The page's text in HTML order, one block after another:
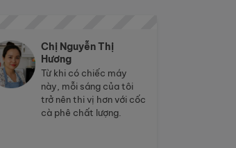
Chị Nguyễn Thị
Hương
Từ khi có chiếc máy
này, mỗi sáng của tôi
trở nên thi vị hơn với cốc
cà phê chất lượng.